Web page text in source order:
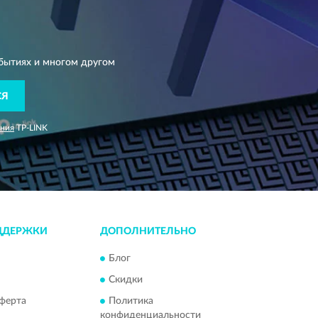
и многом другом
TP-LINK
ДОПОЛНИТЕЛЬНО
Блог
Скидки
Политика
конфиденциальности